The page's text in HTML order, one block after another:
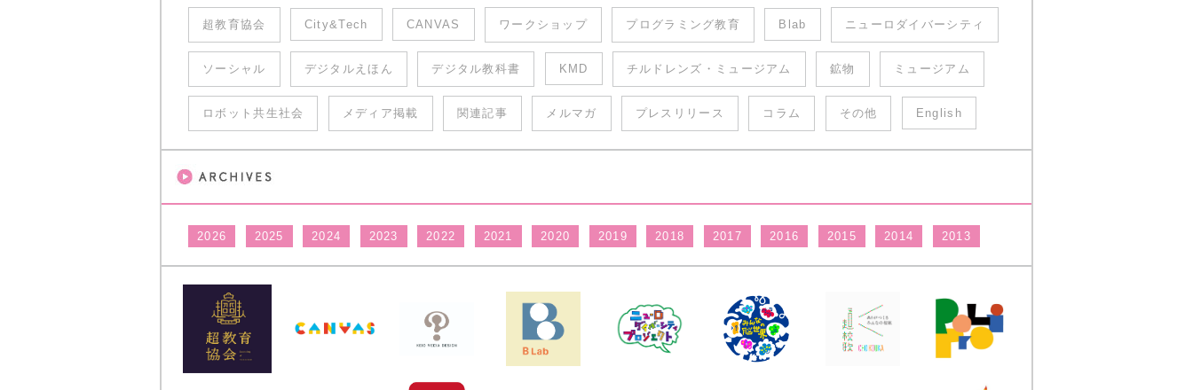
超教育協会 City&Tech CANVAS ワークショップ プログラミング教育 Blab ニューロダイバーシティ
ソーシャル デジタルえほん デジタル教科書 KMD チルドレンズ・ミュージアム 鉱物 ミュージアム
ロボット共生社会 メディア掲載 関連記事 メルマガ プレスリリース コラム その他 English
2026 2025 2024 2023 2022 2021 2020 2019 2018 2017 2016 2015 2014 2013